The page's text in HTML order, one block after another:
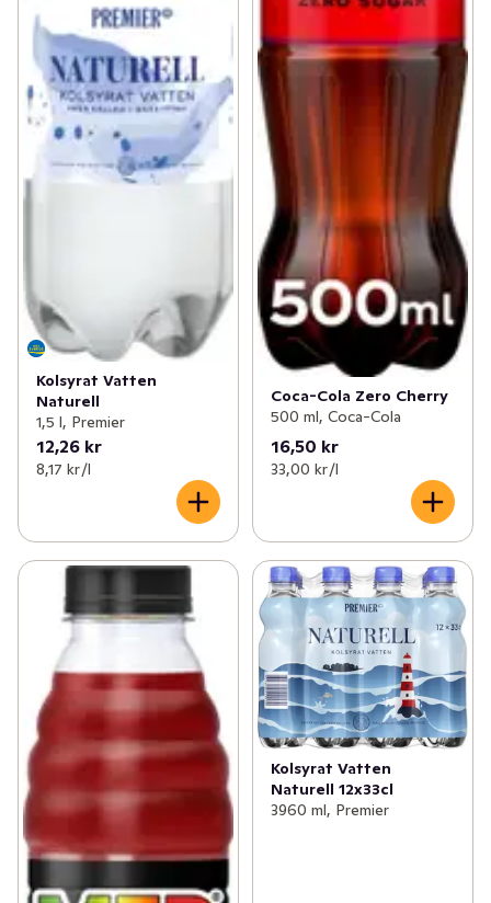
Kolsyrat Vatten
Naturell
1,5 l, Premier
12,26 kr
8,17 kr /l
Coca-Cola Zero Cherry
500 ml, Coca-Cola
16,50 kr
33,00 kr /l
Kolsyrat Vatten
Naturell 12x33cl
3960 ml, Premier